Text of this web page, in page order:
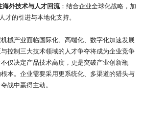
海外技术与人才回流：结合企业全球化战略，加
才的引进与本地化支持。
械产业面临国际化、高端化、数字化加速发展
控制三大技术领域的人才争夺将成为企业竞争
仅决定产品技术高度，更是突破产业创新瓶
本。企业需要采用更系统化、多渠道的猎头与
战中赢得主动。